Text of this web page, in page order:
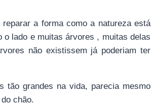
a forma como a natureza está
lado e muitas árvores , muitas delas
não existissem já poderiam ter
tão grandes na vida, parecia mesmo
chão.